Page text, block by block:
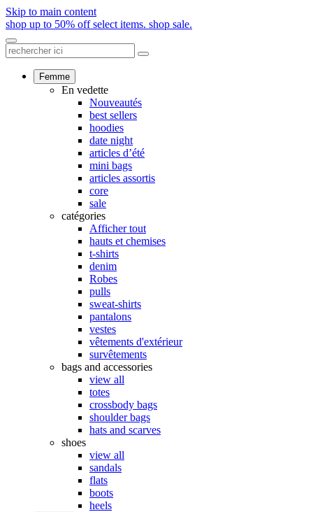
Skip to main content
shop up to 50% off select items. shop sale.
Femme
En vedette
Nouveautés
best sellers
hoodies
date night
articles d’été
mini bags
articles assortis
core
sale
catégories
Afficher tout
hauts et chemises
t-shirts
denim
Robes
pulls
sweat-shirts
pantalons
vestes
vêtements d'extérieur
survêtements
bags and accessories
view all
totes
crossbody bags
shoulder bags
hats and scarves
shoes
view all
sandals
flats
boots
heels